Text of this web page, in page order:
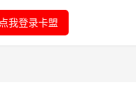
点我登录卡盟